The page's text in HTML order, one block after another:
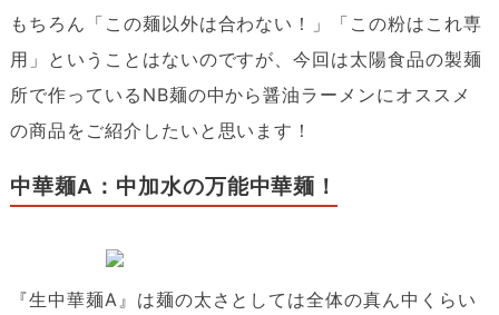
もちろん「この麺以外は合わない！」「この粉はこれ専
用」ということはないのですが、今回は太陽食品の製麺
所で作っているNB麺の中から醤油ラーメンにオススメ
の商品をご紹介したいと思います！
中華麺A：中加水の万能中華麺！
『生中華麺A』は麺の太さとしては全体の真ん中くらい